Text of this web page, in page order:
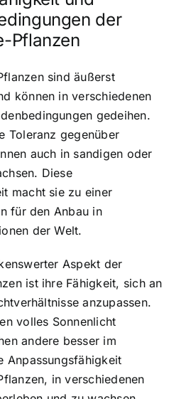
der
Pflanzen
sind äußerst
können in verschiedenen
gedeihen.
Toleranz gegenüber
auch in sandigen oder
Diese
macht sie zu einer
für den Anbau in
der Welt.
Aspekt der
ist ihre Fähigkeit, sich an
anzupassen.
volles Sonnenlicht
andere besser im
Anpassungsfähigkeit
in verschiedenen